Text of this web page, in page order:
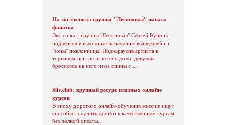
На экс-солиста группы "Лесоповал" напала
фанатка
Экс-солист группы "Лесоповал" Сергей Куприк
подвергся в выходные нападению вышедшей из
"зоны" поклонницы. Подкараулив артиста в
торговом центре возле его дома, девушка
бросилась на него из-за спины с ...
Sliv.club: крупный ресурс платных онлайн-
курсов
В эпоху дорогого онлайн-обучения многие ищут
способы получить доступ к качественным курсам
без полной оплаты.